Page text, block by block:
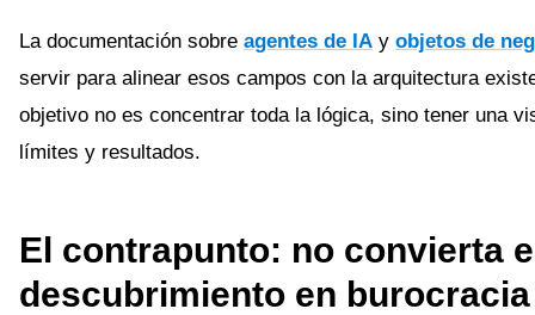
La documentación sobre agentes de IA y objetos de
servir para alinear esos campos con la arquitectura
objetivo no es concentrar toda la lógica, sino tener una
límites y resultados.
El contrapunto: no convierta
descubrimiento en burocracia